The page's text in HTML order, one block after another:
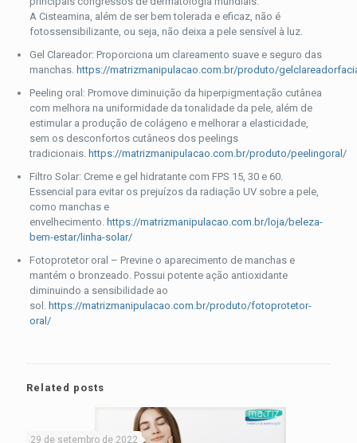
A Cisteamina, além de ser bem tolerada e eficaz, não é
fotossensibilizante, ou seja, não deixa a pele sensível à luz.
Gel Clareador: Proporciona um clareamento suave e seguro das
manchas. https://matrizmanipulacao.com.br/produto/
Peeling oral: Promove diminuição da hiperpigmentação cutânea
com melhora na uniformidade da tonalidade da pele, além de
estimular a produção de colágeno e melhorar a elasticidade,
sem os desconfortos cutâneos dos peelings
tradicionais. https://matrizmanipulacao.com.br/produto/peelingoral/
Filtro Solar: Creme e gel hidratante com FPS 15, 30 e 60.
Essencial para evitar os prejuízos da radiação UV sobre a pele,
como manchas e
envelhecimento. https://matrizmanipulacao.com.br/loja/beleza-
bem-estar/linha-solar/
Fotoprotetor oral – Previne o aparecimento de manchas e
mantém o bronzeado. Possui potente ação antioxidante
diminuindo a sensibilidade ao
sol. https://matrizmanipulacao.com.br/produto/fotoprotetor-
oral/
Related posts
29 de setembro de 2022